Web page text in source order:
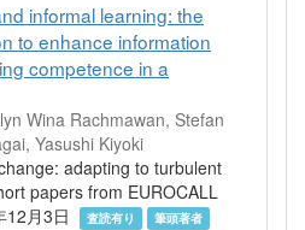
informal learning: the
to enhance information
competence in a
Wina Rachmawan, Stefan
Yasushi Kiyoki
adapting to turbulent
papers from EUROCALL
月3日
査読有り 筆頭著者